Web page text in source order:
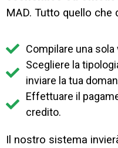
MAD. Tutto quello che
Compilare una
Scegliere la
inviare la tua
Effettuare il
credito.
Il nostro sistema